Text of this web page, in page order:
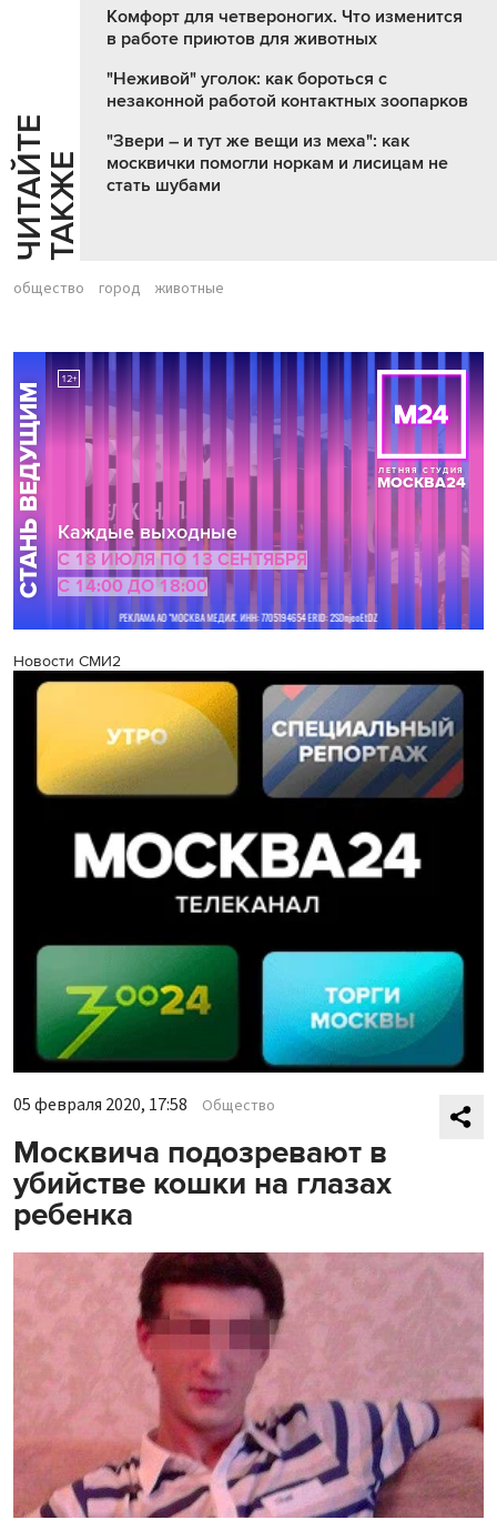
Ч
И
Т
АЙ
Т
Е
Т
А
К
ЖЕ
Комфорт для четвероногих. Что изменится
в работе приютов для животных
"Неживой" уголок: как бороться с
незаконной работой контактных зоопарков
"Звери – и тут же вещи из меха": как
москвички помогли норкам и лисицам не
стать шубами
общество город животные
Новости СМИ2
05 февраля 2020, 17:58 Общество
Москвича подозревают в
убийстве кошки на глазах
ребенка